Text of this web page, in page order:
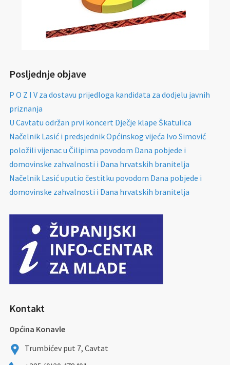
Posljednje objave
P O Z I V za dostavu prijedloga kandidata za dodjelu javnih
priznanja
U Cavtatu održan prvi koncert Dječje klape Škatulica
Načelnik Lasić i predsjednik Općinskog vijeća Ivo Simović
položili vijenac u Čilipima povodom Dana pobjede i
domovinske zahvalnosti i Dana hrvatskih branitelja
Načelnik Lasić uputio čestitku povodom Dana pobjede i
domovinske zahvalnosti i Dana hrvatskih branitelja
Kontakt
Općina Konavle
Trumbićev put 7, Cavtat